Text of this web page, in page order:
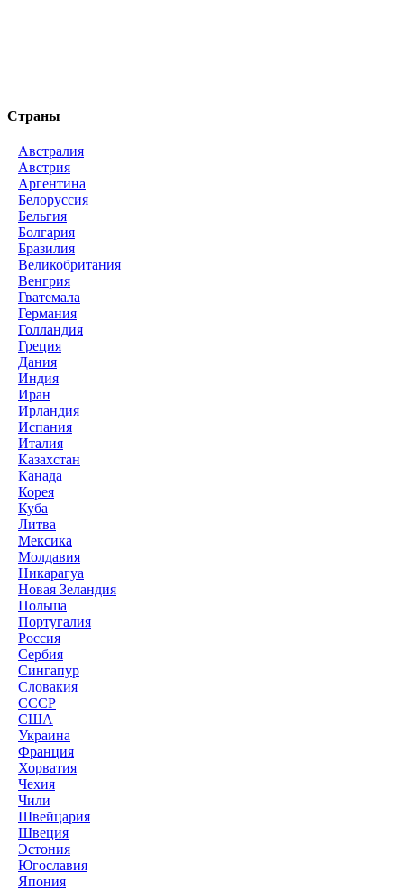
Страны
Австралия
Австрия
Аргентина
Белоруссия
Бельгия
Болгария
Бразилия
Великобритания
Венгрия
Гватемала
Германия
Голландия
Греция
Дания
Индия
Иран
Ирландия
Испания
Италия
Казахстан
Канада
Корея
Куба
Литва
Мексика
Молдавия
Никарагуа
Новая Зеландия
Польша
Португалия
Россия
Сербия
Сингапур
Словакия
СССР
США
Украина
Франция
Хорватия
Чехия
Чили
Швейцария
Швеция
Эстония
Югославия
Япония